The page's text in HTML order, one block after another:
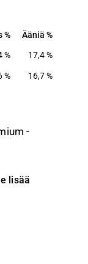
Ääniä
Ääniä
% 17,4%
% 16,7%
-
lisää